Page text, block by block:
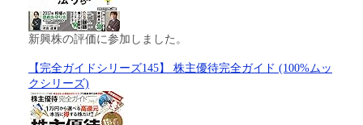
新興株の評価に参加しました。
【完全ガイドシリーズ145】 株主優待完全ガイド (100%ムッ
クシリーズ)